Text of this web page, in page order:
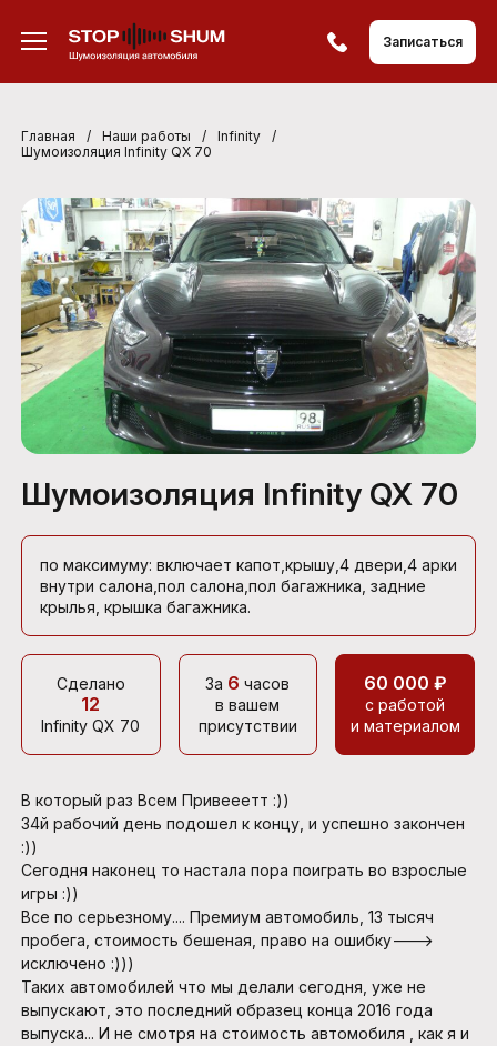
Записаться
Главная / Наши работы / Infinity
/
Шумоизоляция Infinity QX 70
Шумоизоляция Infinity QX 70
по максимуму: включает капот,крышу,4 двери,4 арки
внутри салона,пол салона,пол багажника, задние
крылья, крышка багажника.
Сделано
12
Infinity QX 70
За 6 часов
в вашем
присутствии
60 000 ₽
с работой
и материалом
В который раз Всем Привееетт :))
34й рабочий день подошел к концу, и успешно закончен
:))
Сегодня наконец то настала пора поиграть во взрослые
игры :))
Все по серьезному.... Премиум автомобиль, 13 тысяч
пробега, стоимость бешеная, право на ошибку--->
исключено :)))
Таких автомобилей что мы делали сегодня, уже не
выпускают, это последний образец конца 2016 года
выпуска... И не смотря на стоимость автомобиля , как я и